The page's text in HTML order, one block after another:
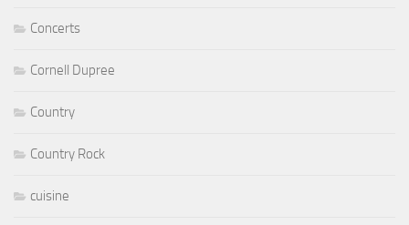
Concerts
Cornell Dupree
Country
Country Rock
cuisine